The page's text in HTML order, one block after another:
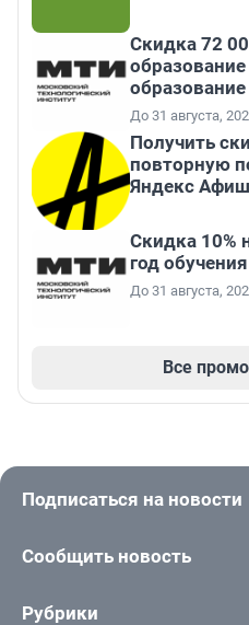
Скидка 72
До 31 августа,
Получить
повторную
Яндекс
Скидка 10%
год обучения
До 31 августа,
Все
Подписаться на новости
Сообщить новость
Рубрики